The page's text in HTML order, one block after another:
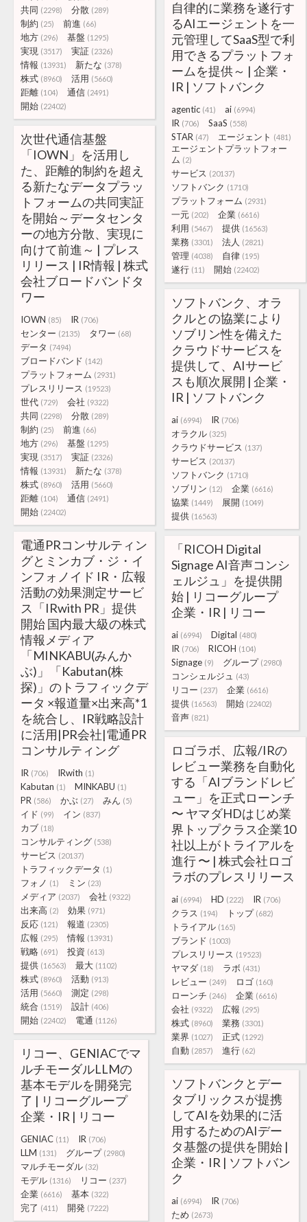
共同 (2298) 分散 (289)
制約 (25) 前進 (66)
地方 (296) 基盤 (1295)
実現 (3517) 実証 (2326)
情報 (13931) 新たな (378)
株式 (8960) 活用 (5660)
距離 (104) 通信 (2491)
開始 (22402)
自律的に業務を遂行す
るAIエージェントを一
元管理してSaaS型で利
用できるプラットフォ
ームを提供～ | 企業・
IR | ソフトバンク
agentic (41) ai (6994)
IR (706) SaaS (558)
STAR (47) エージェント (481)
エージェントプラットフォー
ム (2)
サービス (20137)
ソフトバンク (1710)
プラットフォーム (2931)
一元 (202) 企業 (6616)
利用 (5467) 提供 (16563)
業務 (3301) 法人 (2821)
管理 (4038) 自律 (195)
遂行 (11) 開始 (22402)
次世代通信基盤
「IOWN」を活用し
た、距離的制約を超え
る新たなデータプラッ
トフォームの共同実証
を開始～データセンタ
ーの地方分散、実現に
向けて前進～ | プレス
リリース | IR情報 | 株式
会社ブロードバンドタ
ワー
IOWN (85) IR (706)
センター (2135) タワー (68)
データ (7494)
ブロードバンド (142)
プラットフォーム (2931)
プレスリリース (19523)
世代 (729) 会社 (9322)
共同 (2298) 分散 (289)
制約 (25) 前進 (66)
地方 (296) 基盤 (1295)
実現 (3517) 実証 (2326)
情報 (13931) 新たな (378)
株式 (8960) 活用 (5660)
距離 (104) 通信 (2491)
開始 (22402)
ソフトバンク、オラ
クルとの協業により
ソブリン性を備えた
クラウドサービスを
提供して、AIサービ
スも順次展開 | 企業・
IR | ソフトバンク
ai (6994) IR (706)
オラクル (325)
クラウドサービス (137)
サービス (20137)
ソフトバンク (1710)
ソブリン (12) 企業 (6616)
協業 (1449) 展開 (1049)
提供 (16563)
電通PRコンサルティン
グとミンカブ・ジ・イ
ンフォノイド IR・広報
活動の効果測定サービ
ス「IRwith PR」提供
開始 国内最大級の株式
情報メディア
「MINKABU(みんか
ぶ)」「Kabutan(株
探)」のトラフィックデ
ータ ×報道量×出来高*1
を統合し、IR戦略設計
に活用|PR会社|電通PR
コンサルティング
IR (706) IRwith (1)
Kabutan (1) MINKABU (1)
PR (586) かぶ (27) みん (5)
イド (99) イン (837)
カブ (18)
コンサルティング (538)
サービス (20137)
トラフィックデータ (1)
フォノ (1) ミン (23)
メディア (2037) 会社 (9322)
出来高 (2) 効果 (971)
反応 (121) 報道 (2305)
広報 (295) 情報 (13931)
戦略 (691) 投資 (613)
提供 (16563) 最大 (1102)
株式 (8960) 活動 (913)
活用 (5660) 測定 (298)
統合 (1519) 設計 (406)
開始 (22402) 電通 (1126)
「RICOH Digital
Signage AI音声コンシ
ェルジュ」を提供開
始 | リコーグループ
企業・IR | リコー
ai (6994) Digital (480)
IR (706) RICOH (104)
Signage (9) グループ (2980)
コンシェルジュ (43)
リコー (237) 企業 (6616)
提供 (16563) 開始 (22402)
音声 (821)
ロゴラボ、広報/IRの
レビュー業務を自動化
する「AIブランドレビ
ュー」を正式ローンチ
〜 ヤマダHDはじめ業
界トップクラス企業10
社以上がトライアルを
進行 〜 | 株式会社ロゴ
ラボのプレスリリース
ai (6994) HD (222) IR (706)
クラス (194) トップ (682)
トライアル (165)
ブランド (1003)
プレスリリース (19523)
ヤマダ (18) ラボ (431)
レビュー (249) ロゴ (160)
ローンチ (246) 企業 (6616)
会社 (9322) 広報 (295)
株式 (8960) 業務 (3301)
業界 (1027) 正式 (1292)
自動 (2857) 進行 (62)
リコー、GENIACでマ
ルチモーダルLLMの
基本モデルを開発完
了 | リコーグループ
企業・IR | リコー
GENIAC (11) IR (706)
LLM (131) グループ (2980)
マルチモーダル (32)
モデル (1316) リコー (237)
企業 (6616) 基本 (322)
完了 (411) 開発 (7222)
ソフトバンクとデー
タブリックスが提携
してAIを効果的に活
用するためのAIデー
タ基盤の提供を開始 |
企業・IR | ソフトバン
ク
ai (6994) IR (706)
ため (2673)